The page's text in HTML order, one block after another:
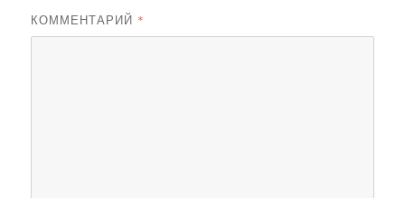
КОММЕНТАРИЙ *